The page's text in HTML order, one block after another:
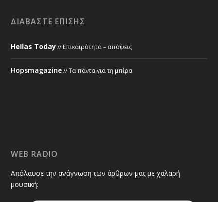
ΔΙΑΒΆΣΤΕ ΕΠΊΣΗΣ
Hellas Today// Επικαιρότητα – απόψεις
Hopsmagazine// Τα πάντα για τη μπίρα
WEB RADIO
Απόλαυσε την ανάγνωση των άρθρων μας με χαλαρή
μουσική: